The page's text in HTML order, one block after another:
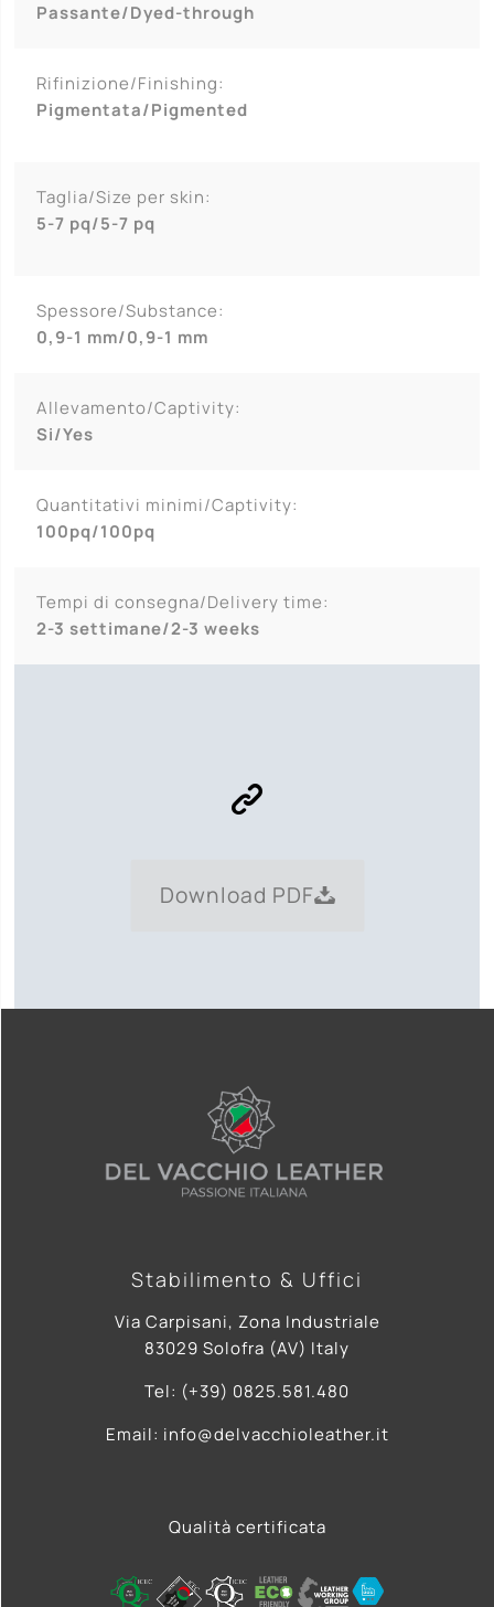
Passante/Dyed-through
Rifinizione/Finishing:
Pigmentata/Pigmented
Taglia/Size per skin:
5-7 pq/5-7 pq
Spessore/Substance:
0,9-1 mm/0,9-1 mm
Allevamento/Captivity:
Si/Yes
Quantitativi minimi/Captivity:
100pq/100pq
Tempi di consegna/Delivery time:
2-3 settimane/2-3 weeks
Download PDF
Stabilimento & Uffici
Via Carpisani, Zona Industriale
83029 Solofra (AV) Italy
Tel: (+39) 0825.581.480
Email: info@delvacchioleather.it
Qualità certificata